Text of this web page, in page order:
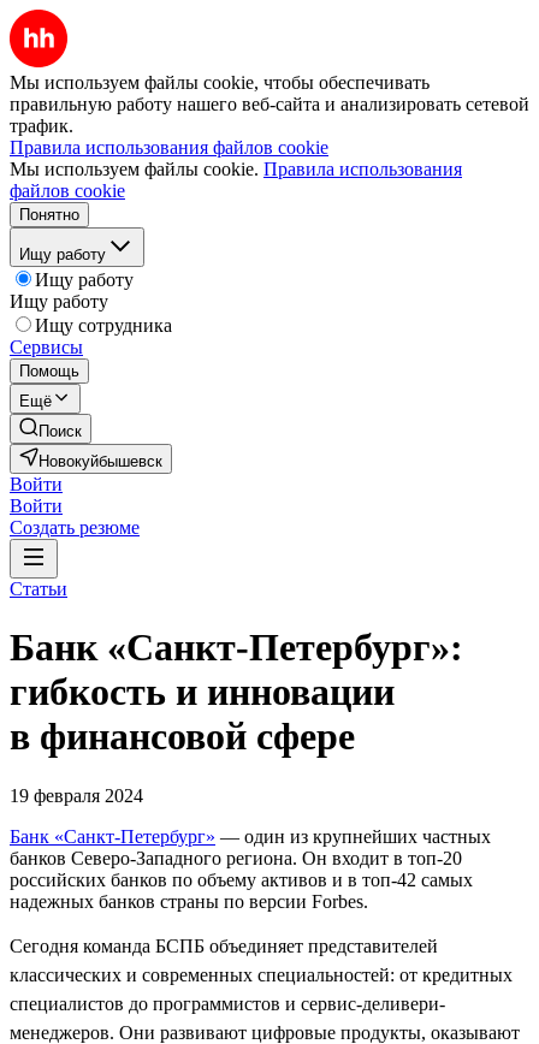
Мы используем файлы cookie, чтобы обеспечивать
правильную работу нашего веб-сайта и анализировать сетевой
трафик.
Правила использования файлов cookie
Мы используем файлы cookie. Правила использования
файлов cookie
Понятно
Ищу работу
Ищу работу
Ищу работу
Ищу сотрудника
Сервисы
Помощь
Ещё
Поиск
Новокуйбышевск
Войти
Войти
Создать резюме
Статьи
Банк «Санкт-Петербург»:
гибкость и инновации
в финансовой сфере
19 февраля 2024
Банк «Санкт-Петербург» — один из крупнейших частных
банков Северо-Западного региона. Он входит в топ-20
российских банков по объему активов и в топ-42 самых
надежных банков страны по версии Forbes.
Сегодня команда БСПБ объединяет представителей
классических и современных специальностей: от кредитных
специалистов до программистов и сервис-деливери-
менеджеров. Они развивают цифровые продукты, оказывают